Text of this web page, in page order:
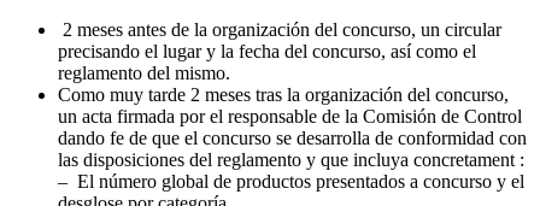
2 meses antes de la organización del concurso, un circular
precisando el lugar y la fecha del concurso, así como el
reglamento del mismo.
Como muy tarde 2 meses tras la organización del concurso,
un acta firmada por el responsable de la Comisión de Control
dando fe de que el concurso se desarrolla de conformidad con
las disposiciones del reglamento y que incluya concretament :
– El número global de productos presentados a concurso y el